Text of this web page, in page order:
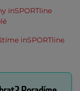
inSPORTline
inSPORTline